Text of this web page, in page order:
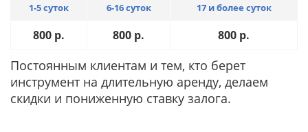
1-5 суток 6-16 суток 17 и более суток
800 р. 800 р. 800 р.
Постоянным клиентам и тем, кто берет
инструмент на длительную аренду, делаем
скидки и пониженную ставку залога.